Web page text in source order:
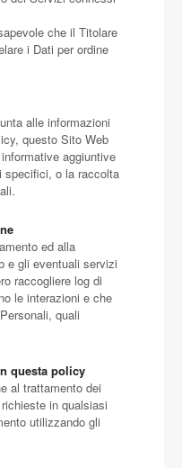
che il Titolare
i Dati per ordine
alle informazioni
questo Sito Web
aggiuntive
specifici, o la raccolta
ed alla
e gli eventuali servizi
raccogliere log di
le interazioni e che
quali
questa policy
al trattamento dei
in qualsiasi
utilizzando gli